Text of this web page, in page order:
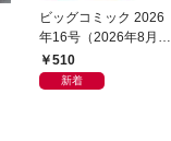
ビッグコミック 2026
年16号（2026年8月7
日発売）
510
新着